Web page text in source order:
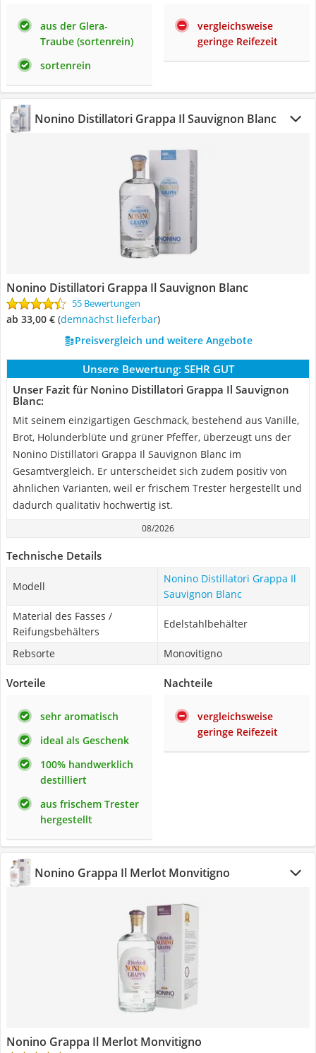
aus der Glera-
Traube (sortenrein)
sortenrein
vergleichsweise
geringe Reifezeit
Nonino Distillatori Grappa Il Sauvignon Blanc
Nonino Distillatori Grappa Il Sauvignon Blanc
55 Bewertungen
ab 33,00 € ( Demnächst lieferbar)
Preisvergleich und weitere Angebote
Unsere Bewertung: SEHR GUT
Unser Fazit für Nonino Distillatori Grappa Il Sauvignon
Blanc:
Mit seinem einzigartigen Geschmack, bestehend aus Vanille,
Brot, Holunderblüte und grüner Pfeffer, überzeugt uns der
Nonino Distillatori Grappa Il Sauvignon Blanc im
Gesamtvergleich. Er unterscheidet sich zudem positiv von
ähnlichen Varianten, weil er frischem Trester hergestellt und
dadurch qualitativ hochwertig ist.
08/2026
Technische Details
Modell
Nonino Distillatori Grappa Il
Sauvignon Blanc
Material des Fasses /
Reifungsbehälters
Edelstahlbehälter
Rebsorte Monovitigno
Vorteile
sehr aromatisch
ideal als Geschenk
100% handwerklich
destilliert
aus frischem Trester
hergestellt
Nachteile
vergleichsweise
geringe Reifezeit
Nonino Grappa Il Merlot Monvitigno
Nonino Grappa Il Merlot Monvitigno